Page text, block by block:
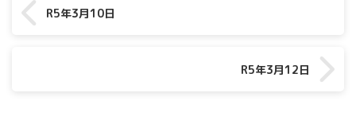
R5年3月10日
R5年3月12日